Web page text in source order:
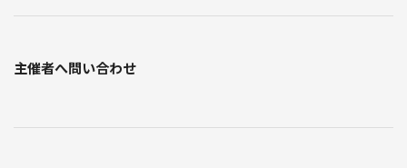
○サークル名：みとちゃん！
⇒その出会いから良いキッカケが出来るようなイベントを作って参りま
主催者へ問い合わせ